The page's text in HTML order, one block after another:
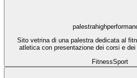
Sito vetrina di una palestra dedicata al
atletica con presentazione dei corsi e
FitnessSport